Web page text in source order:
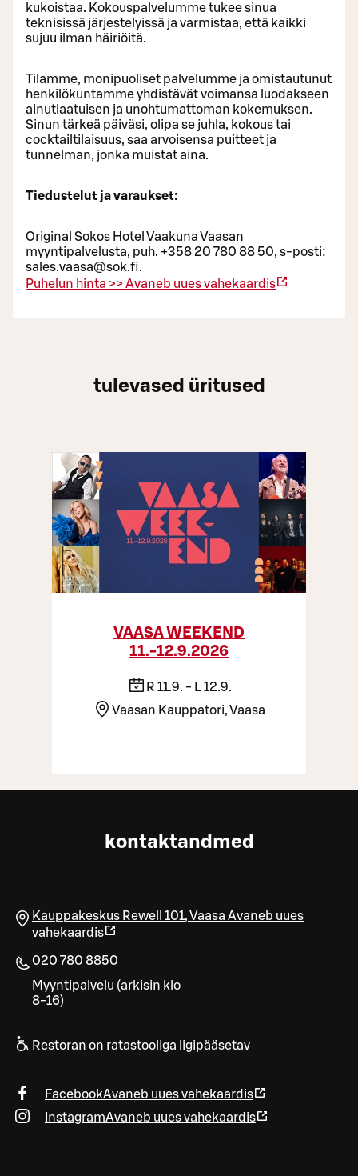
kukoistaa. Kokouspalvelumme tukee sinua
teknisissä järjestelyissä ja varmistaa, että kaikki
sujuu ilman häiriöitä.
Tilamme, monipuoliset palvelumme ja omistautunut
henkilökuntamme yhdistävät voimansa luodakseen
ainutlaatuisen ja unohtumattoman kokemuksen.
Sinun tärkeä päiväsi, olipa se juhla, kokous tai
cocktailtilaisuus, saa arvoisensa puitteet ja
tunnelman, jonka muistat aina.
Tiedustelut ja varaukset:
Original Sokos Hotel Vaakuna Vaasan
myyntipalvelusta, puh. +358 20 780 88 50, s-posti:
sales.vaasa@sok.fi.
Puhelun hinta >>Avaneb uues vahekaardis
tulevased üritused
VAASA WEEKEND
11.-12.9.2026
R 11.9. - L 12.9.
Vaasan Kauppatori, Vaasa
kontaktandmed
Kauppakeskus Rewell 101,Vaasa Avaneb uues
vahekaardis
020 780 8850
Myyntipalvelu (arkisin klo
8-16)
Restoran on ratastooliga ligipääsetav
FacebookAvaneb uues vahekaardis
InstagramAvaneb uues vahekaardis